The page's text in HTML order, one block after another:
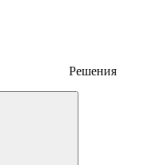
Решения